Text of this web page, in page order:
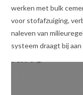
werken met bulk
voor stofafzuiging,
naleven van
systeem draagt bij